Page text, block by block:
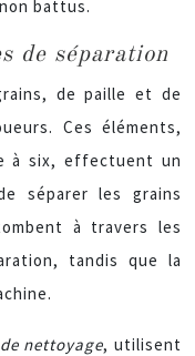
battus.
de séparation
de paille et de
Ces éléments,
à six, effectuent un
séparer les grains
à travers les
tandis que la
nettoyage, utilisent